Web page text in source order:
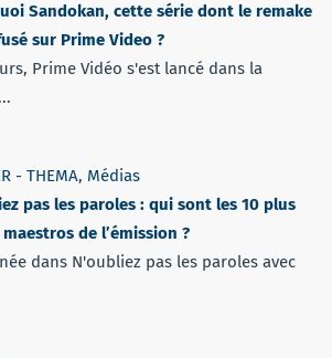
Sandokan, cette série dont le remake
sur Prime Video ?
Prime Vidéo s'est lancé dans la
- THEMA, Médias
pas les paroles : qui sont les 10 plus
de l’émission ?
dans N'oubliez pas les paroles avec